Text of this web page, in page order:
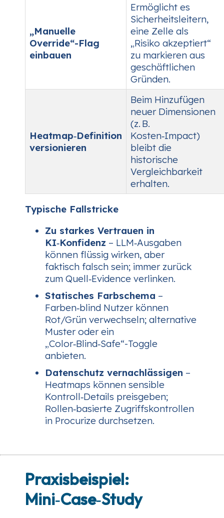
„Manuelle
Override“-Flag
einbauen
Ermöglicht es
Sicherheitsleitern,
eine Zelle als
„Risiko akzeptiert“
zu markieren aus
geschäftlichen
Gründen.
Heatmap‑Definition
versionieren
Beim Hinzufügen
neuer Dimensionen
(z. B.
Kosten‑Impact)
bleibt die
historische
Vergleichbarkeit
erhalten.
Typische Fallstricke
Zu starkes Vertrauen in
KI‑Konfidenz – LLM‑Ausgaben
können flüssig wirken, aber
faktisch falsch sein; immer zurück
zum Quell‑Evidence verlinken.
Statisches Farbschema –
Farben‑blind Nutzer können
Rot/Grün verwechseln; alternative
Muster oder ein
„Color‑Blind‑Safe“-Toggle
anbieten.
Datenschutz vernachlässigen –
Heatmaps können sensible
Kontroll‑Details preisgeben;
Rollen‑basierte Zugriffskontrollen
in Procurize durchsetzen.
Praxisbeispiel:
Mini‑Case‑Study